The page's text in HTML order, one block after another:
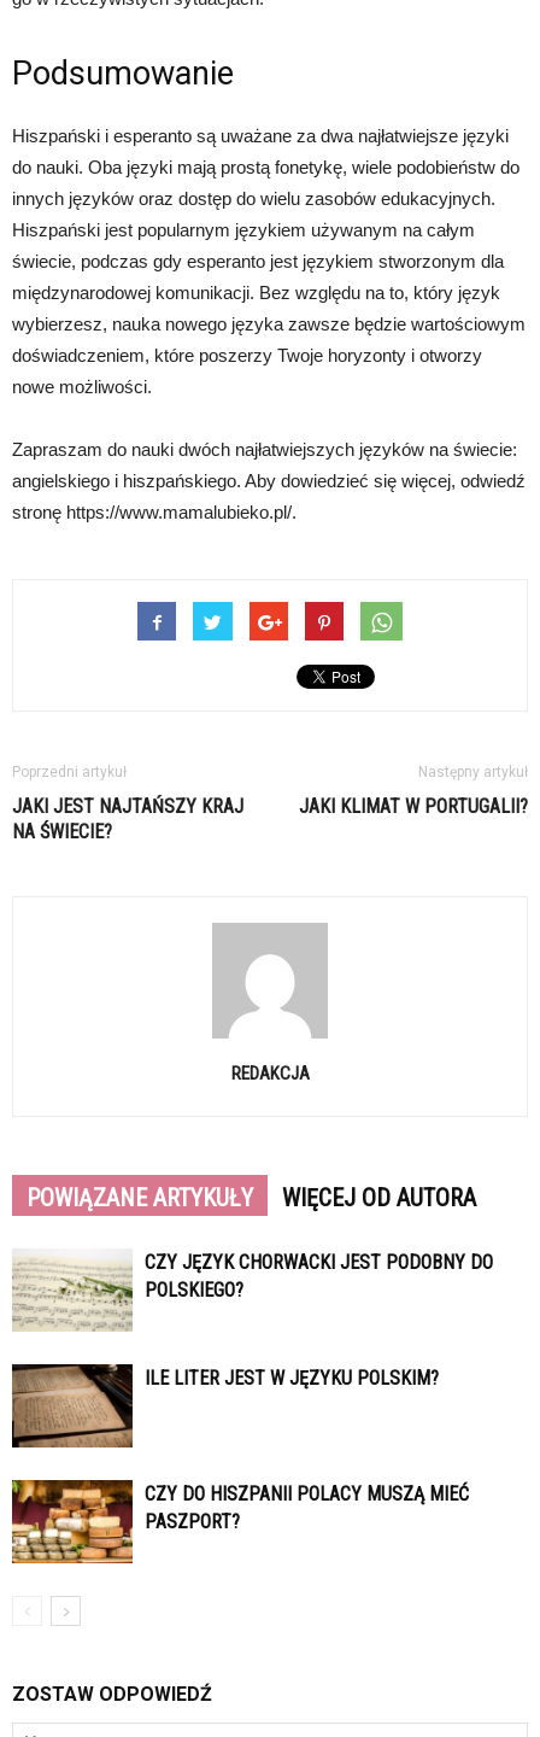
Podsumowanie
Hiszpański i esperanto są uważane za dwa najłatwiejsze języki
do nauki. Oba języki mają prostą fonetykę, wiele podobieństw do
innych języków oraz dostęp do wielu zasobów edukacyjnych.
Hiszpański jest popularnym językiem używanym na całym
świecie, podczas gdy esperanto jest językiem stworzonym dla
międzynarodowej komunikacji. Bez względu na to, który język
wybierzesz, nauka nowego języka zawsze będzie wartościowym
doświadczeniem, które poszerzy Twoje horyzonty i otworzy
nowe możliwości.
Zapraszam do nauki dwóch najłatwiejszych języków na świecie:
angielskiego i hiszpańskiego. Aby dowiedzieć się więcej, odwiedź
stronę https://www.mamalubieko.pl/.
Poprzedni artykuł
JAKI JEST NAJTAŃSZY KRAJ
NA ŚWIECIE?
Następny artykuł
JAKI KLIMAT W PORTUGALII?
REDAKCJA
POWIĄZANE ARTYKUŁY WIĘCEJ OD AUTORA
CZY JĘZYK CHORWACKI JEST PODOBNY DO
POLSKIEGO?
ILE LITER JEST W JĘZYKU POLSKIM?
CZY DO HISZPANII POLACY MUSZĄ MIEĆ
PASZPORT?
ZOSTAW ODPOWIEDŹ